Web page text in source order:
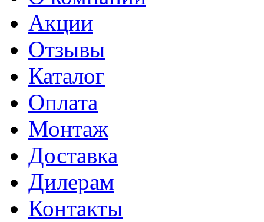
Акции
Отзывы
Каталог
Оплата
Монтаж
Доставка
Дилерам
Контакты